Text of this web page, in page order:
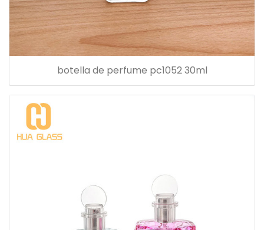
botella de perfume pc1052 30ml